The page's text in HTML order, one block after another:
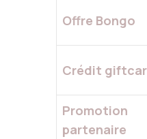
Offre Bongo
Crédit
Promotion
partenaire